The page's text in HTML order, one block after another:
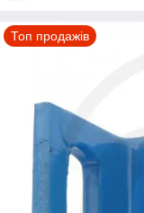
Топ продажів